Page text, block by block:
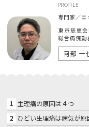
PROFILE
専門家／エ
東京慈恵
総合病院勤
阿部 一
1 生理痛の原因は４つ
2 ひどい生理痛は病気が原